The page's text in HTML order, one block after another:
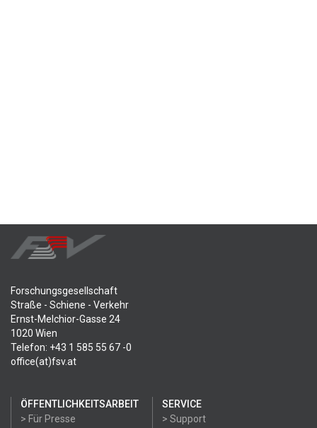
Forschungsgesellschaft
Straße - Schiene - Verkehr
Ernst-Melchior-Gasse 24
1020 Wien
Telefon: +43 1 585 55 67 -0
office(at)fsv.at
ÖFFENTLICHKEITSARBEIT
> Für Presse
SERVICE
> Support